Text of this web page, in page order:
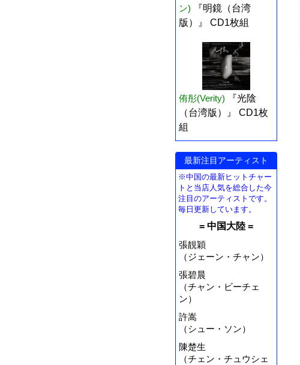
ン)
『明鏡（台湾
版）』 CD1枚組
侑彤(Verity)
『光陰
（台湾版）』 CD1枚
組
最新注目アーティスト
※中国の最新ヒットチャー
トと当店人気を総合した今
注目のアーティストです。
毎日更新しています。
= 中国大陸 =
張靚穎
（ジェーン・チャン）
張碧晨
（チャン・ビーチェ
ン）
許嵩
（シュー・ソン）
陳楚生
（チェン・チュウシェ